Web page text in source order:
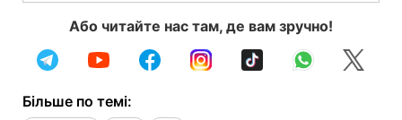
Або читайте нас там, де вам зручно!
Більше по темі: